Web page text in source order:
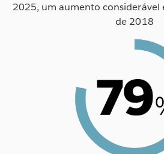
2025, um aumento considerável
de 2018